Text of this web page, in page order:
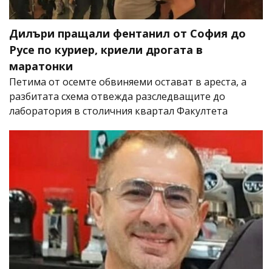
Дилъри пращали фентанил от София до
Русе по куриер, криели дрогата в
маратонки
Петима от осемте обвиняеми остават в ареста, а
разбитата схема отвежда разследващите до
лаборатория в столичния квартал Факултета